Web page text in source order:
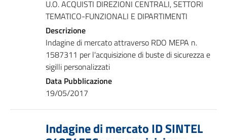
U.O. ACQUISTI DIREZIONI CENTRALI, SETTORI
TEMATICO-FUNZIONALI E DIPARTIMENTI
Descrizione
Indagine di mercato attraverso RDO MEPA n.
1587311 per l'acquisizione di buste di sicurezza e
sigilli personalizzati
Data Pubblicazione
19/05/2017
Indagine di mercato ID SINTEL